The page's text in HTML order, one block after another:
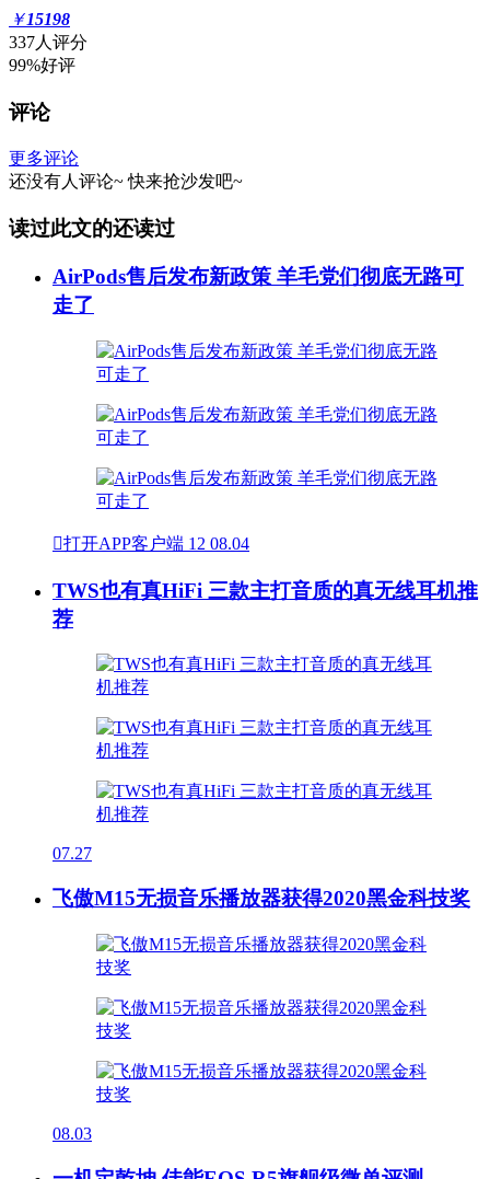
￥15198
337人评分
99%好评
评论
更多评论
还没有人评论~ 快来抢沙发吧~
读过此文的还读过
AirPods售后发布新政策 羊毛党们彻底无路可
走了
打开APP客户端 12 08.04
TWS也有真HiFi 三款主打音质的真无线耳机推
荐
07.27
飞傲M15无损音乐播放器获得2020黑金科技奖
08.03